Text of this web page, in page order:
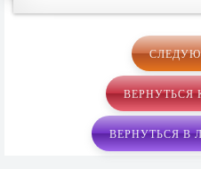
ВЕРНУТЬСЯ
ВЕРНУТЬСЯ В